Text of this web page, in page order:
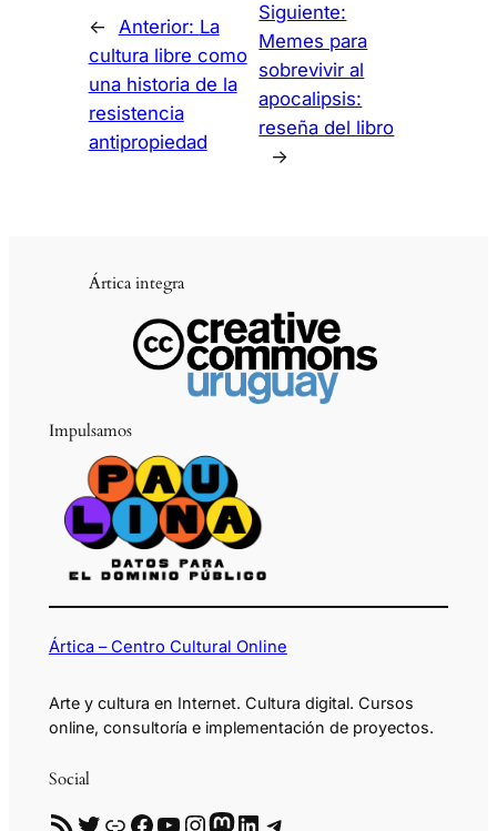
← Anterior: La
cultura libre como
una historia de la
resistencia
antipropiedad
Siguiente:
Memes para
sobrevivir al
apocalipsis:
reseña del libro
→
Ártica integra
Impulsamos
Ártica – Centro Cultural Online
Arte y cultura en Internet. Cultura digital. Cursos
online, consultoría e implementación de proyectos.
Social
RSS Twitter Enlace Facebook YouTube InstagramMastodon LinkedIn Telegram